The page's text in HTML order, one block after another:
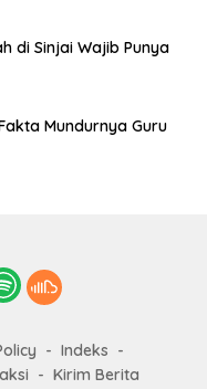
di Sinjai Wajib Punya
Mundurnya Guru
Indeks
Kirim Berita